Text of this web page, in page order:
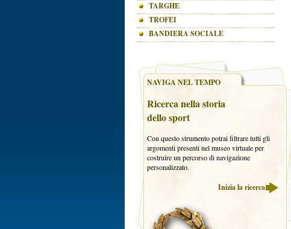
TARGHE
TROFEI
BANDIERA SOCIALE
NAVIGA NEL TEMPO
Ricerca nella storia
dello sport
Con questo strumento potrai filtrare tutti gli
argomenti presenti nel museo virtuale per
costruire un percorso di navigazione
personalizzato.
Inizia la ricerca